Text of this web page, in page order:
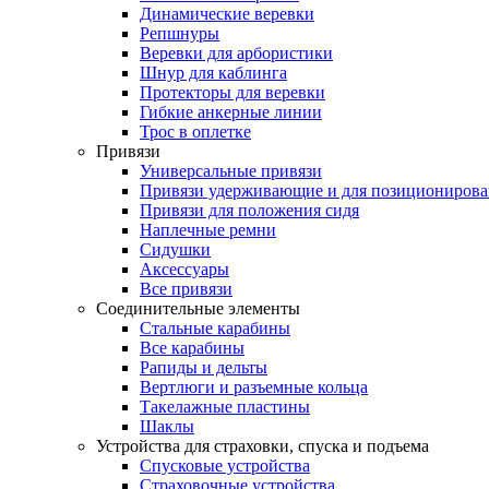
Динамические веревки
Репшнуры
Веревки для арбористики
Шнур для каблинга
Протекторы для веревки
Гибкие анкерные линии
Трос в оплетке
Привязи
Универсальные привязи
Привязи удерживающие и для
Привязи для положения сидя
Наплечные ремни
Сидушки
Аксессуары
Все привязи
Соединительные элементы
Стальные карабины
Все карабины
Рапиды и дельты
Вертлюги и разъемные кольца
Такелажные пластины
Шаклы
Устройства для страховки, спуска и подъема
Спусковые устройства
Страховочные устройства